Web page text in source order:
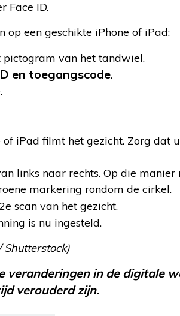
Face ID.
op een geschikte iPhone of iPad:
pictogram van het tandwiel.
en toegangscode.
iPad filmt het gezicht. Zorg dat
links naar rechts. Op die
markering rondom de cirkel.
scan van het gezicht.
is nu ingesteld.
Shutterstock)
veranderingen in de digitale
verouderd zijn.